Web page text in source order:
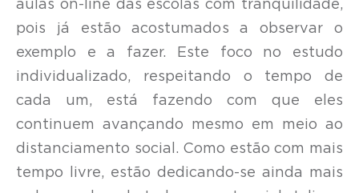
aulas on-line das escolas com tranquilidade,
pois já estão acostumados a observar o
exemplo e a fazer. Este foco no estudo
individualizado, respeitando o tempo de
cada um, está fazendo com que eles
continuem avançando mesmo em meio ao
distanciamento social. Como estão com mais
tempo livre, estão dedicando-se ainda mais